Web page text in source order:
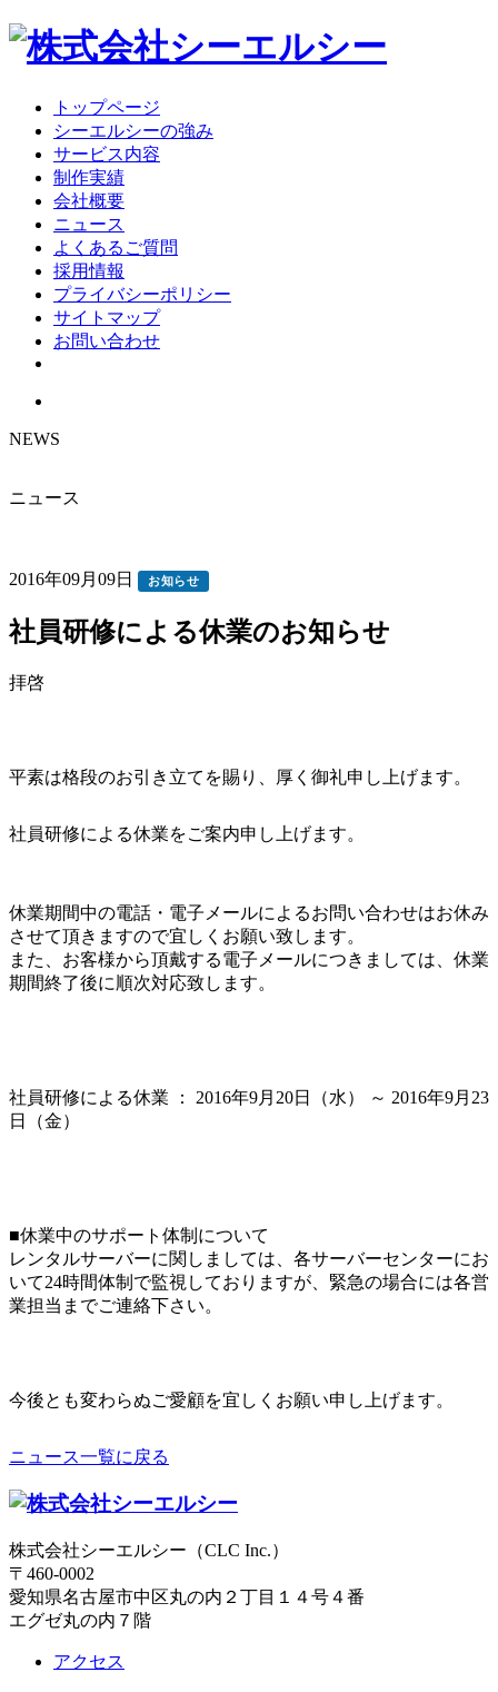
トップページ
シーエルシーの強み
サービス内容
制作実績
会社概要
ニュース
よくあるご質問
採用情報
プライバシーポリシー
サイトマップ
お問い合わせ
NEWS
ニュース
2016年09月09日 お知らせ
社員研修による休業のお知らせ
拝啓
平素は格段のお引き立てを賜り、厚く御礼申し上げます。
社員研修による休業をご案内申し上げます。
休業期間中の電話・電子メールによるお問い合わせはお休み
させて頂きますので宜しくお願い致します。
また、お客様から頂戴する電子メールにつきましては、休業
期間終了後に順次対応致します。
社員研修による休業 ： 2016年9月20日（水） ～ 2016年9月23
日（金）
■休業中のサポート体制について
レンタルサーバーに関しましては、各サーバーセンターにお
いて24時間体制で監視しておりますが、緊急の場合には各営
業担当までご連絡下さい。
今後とも変わらぬご愛顧を宜しくお願い申し上げます。
ニュース一覧に戻る
株式会社シーエルシー（CLC Inc.）
〒460-0002
愛知県名古屋市中区丸の内２丁目１４号４番
エグゼ丸の内７階
アクセス